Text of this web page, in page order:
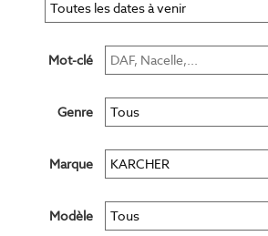
Mot-clé
Genre
Marque
Modèle